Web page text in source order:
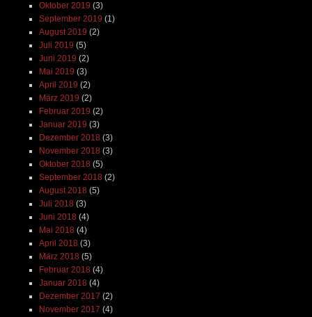
Oktober 2019 (3)
September 2019 (1)
August 2019 (2)
Juli 2019 (5)
Juni 2019 (2)
Mai 2019 (3)
April 2019 (2)
März 2019 (2)
Februar 2019 (2)
Januar 2019 (3)
Dezember 2018 (3)
November 2018 (3)
Oktober 2018 (5)
September 2018 (2)
August 2018 (5)
Juli 2018 (3)
Juni 2018 (4)
Mai 2018 (4)
April 2018 (3)
März 2018 (5)
Februar 2018 (4)
Januar 2018 (4)
Dezember 2017 (2)
November 2017 (4)